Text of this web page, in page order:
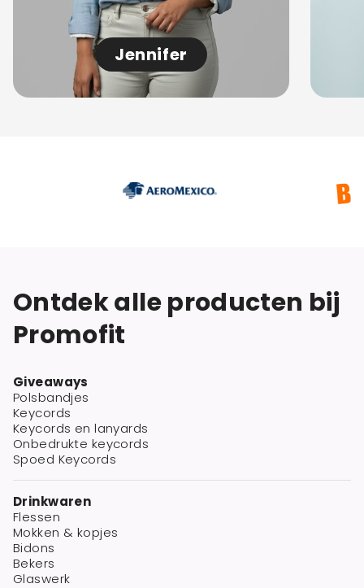
Jennifer
Ontdek alle producten bij
Promofit
Giveaways
Polsbandjes
Keycords
Keycords en lanyards
Onbedrukte keycords
Spoed Keycords
Drinkwaren
Flessen
Mokken & kopjes
Bidons
Bekers
Glaswerk